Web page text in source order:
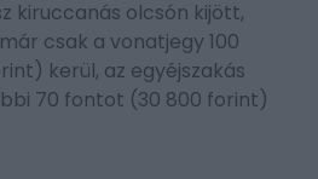
kiruccanás olcsón kijött,
csak a vonatjegy 100
kerül, az egyéjszakás
70 fontot (30 800 forint)